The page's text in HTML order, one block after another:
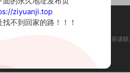
集整理，仅作个人学习使用。如有违法内容请
ziyuanji.top
不到回家的路！！！